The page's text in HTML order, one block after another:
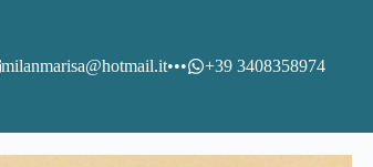
milanmarisa@hotmail.it••• +39 3408358974